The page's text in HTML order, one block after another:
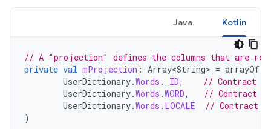
Kotlin
Java
// A "projection" defines the columns that are
private val mProjection : Array<String> = arrayOf
UserDictionary.Words . _ID,
// Contract
UserDictionary.Words .WORD,
// Contract
UserDictionary.Words . LOCALE
// Contract
)